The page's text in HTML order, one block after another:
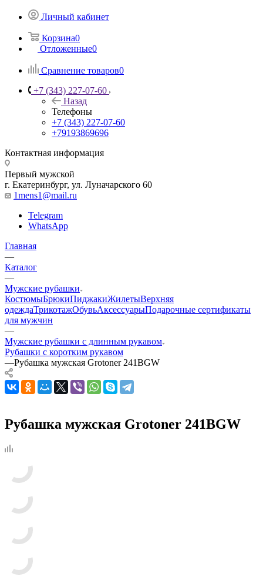
Личный кабинет
Корзина0
Отложенные0
Сравнение товаров0
+7 (343) 227-07-60
Назад
Телефоны
+7 (343) 227-07-60
+79193869696
Контактная информация
Первый мужской
г. Екатеринбург, ул. Луначарского 60
1mens1@mail.ru
Telegram
WhatsApp
Главная
—
Каталог
—
Мужские рубашки
КостюмыБрюкиПиджакиЖилетыВерхняя
одеждаТрикотажОбувьАксессуарыПодарочные сертификаты
для мужчин
—
Мужские рубашки с длинным рукавом
Рубашки с коротким рукавом
—Рубашка мужская Grotoner 241BGW
Рубашка мужская Grotoner 241BGW